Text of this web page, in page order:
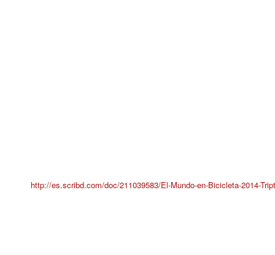
http://es.scribd.com/doc/211039583/El-Mundo-en-Bicicleta-2014-